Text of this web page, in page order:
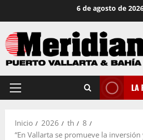
contenido
6 de agosto de
Menú
LA
Inicio 2026 th
8
“En Vallarta se promueve la inversión